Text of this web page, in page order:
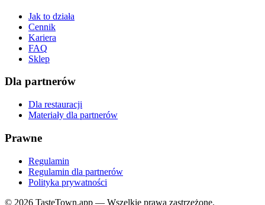
Jak to działa
Cennik
Kariera
FAQ
Sklep
Dla partnerów
Dla restauracji
Materiały dla partnerów
Prawne
Regulamin
Regulamin dla partnerów
Polityka prywatności
© 2026 TasteTown.app — Wszelkie prawa zastrzeżone.